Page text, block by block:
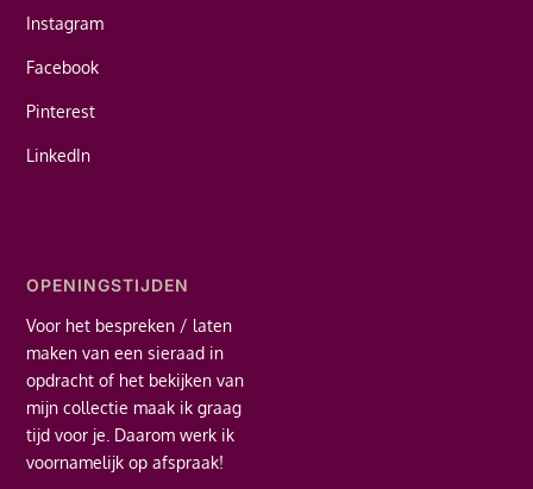
Instagram
Facebook
Pinterest
LinkedIn
OPENINGSTIJDEN
Voor het bespreken / laten
maken van een sieraad in
opdracht of het bekijken van
mijn collectie maak ik graag
tijd voor je. Daarom werk ik
voornamelijk op afspraak!